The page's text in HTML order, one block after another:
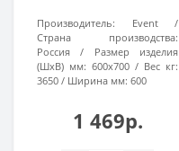
Производитель:
Event
Страна производства:
Россия
Размер изделия
(ШхВ) мм: 600х700
Вес кг:
3650
Ширина мм: 600
1 469р.